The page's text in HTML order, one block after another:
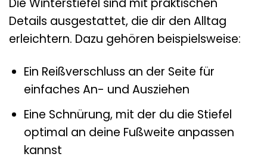
Die Winterstiefel sind mit praktischen
Details ausgestattet, die dir den Alltag
erleichtern. Dazu gehören beispielsweise:
Ein Reißverschluss an der Seite für
einfaches An- und Ausziehen
Eine Schnürung, mit der du die Stiefel
optimal an deine Fußweite anpassen
kannst